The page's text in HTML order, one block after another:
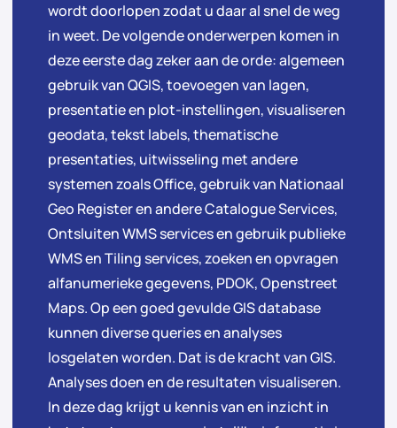
wordt doorlopen zodat u daar al snel de weg
in weet. De volgende onderwerpen komen in
deze eerste dag zeker aan de orde: algemeen
gebruik van QGIS, toevoegen van lagen,
presentatie en plot-instellingen, visualiseren
geodata, tekst labels, thematische
presentaties, uitwisseling met andere
systemen zoals Office, gebruik van Nationaal
Geo Register en andere Catalogue Services,
Ontsluiten WMS services en gebruik publieke
WMS en Tiling services, zoeken en opvragen
alfanumerieke gegevens, PDOK, Openstreet
Maps. Op een goed gevulde GIS database
kunnen diverse queries en analyses
losgelaten worden. Dat is de kracht van GIS.
Analyses doen en de resultaten visualiseren.
In deze dag krijgt u kennis van en inzicht in